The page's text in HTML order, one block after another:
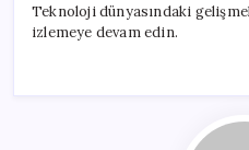
Teknoloji dünyasındaki
izlemeye devam edin.